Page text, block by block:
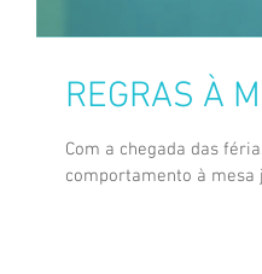
REGRAS À
Com a chegada das
comportamento à mesa